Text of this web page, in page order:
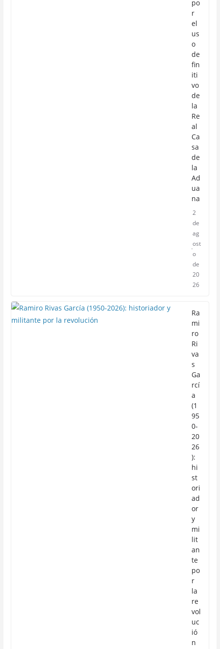
po
r
el
us
o
de
fin
iti
vo
de
la
Re
al
Ca
sa
de
la
Ad
ua
na
2
de
ag
ost
o
de
20
26
Ra
mi
ro
Ri
va
s
Ga
rcí
a
(1
95
0-
20
26
):
hi
st
ori
ad
or
y
mi
lit
an
te
po
r
la
re
vol
uc
ió
n